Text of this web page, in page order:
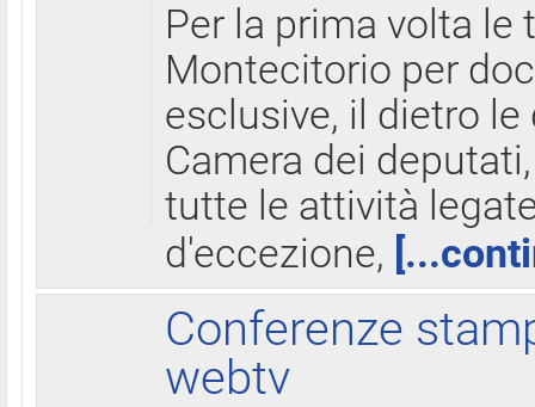
Per la prima volta le
Montecitorio per
esclusive, il dietro
Camera dei
tutte le attività
d'eccezione,
Conferenze
webtv